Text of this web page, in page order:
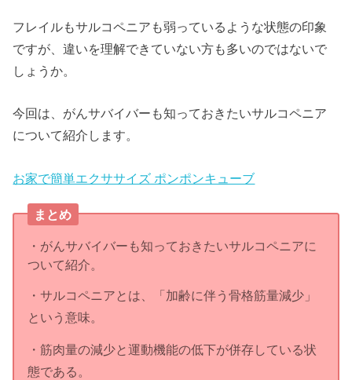
フレイルもサルコペニアも弱っているような状態の印象
ですが、違いを理解できていない方も多いのではないで
しょうか。
今回は、がんサバイバーも知っておきたいサルコペニア
について紹介します。
お家で簡単エクササイズ ポンポンキューブ
まとめ
・がんサバイバーも知っておきたいサルコペニアに
ついて紹介。
・サルコペニアとは、「加齢に伴う骨格筋量減少」
という意味。
・筋肉量の減少と運動機能の低下が併存している状
態である。